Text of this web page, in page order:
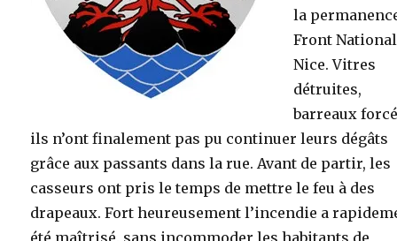
la
Front
Nice. Vitres
détruites,
barreaux
ils n’ont finalement pas pu continuer leurs dégâts
grâce aux passants dans la rue. Avant de partir, les
casseurs ont pris le temps de mettre le feu à des
drapeaux. Fort heureusement l’incendie a